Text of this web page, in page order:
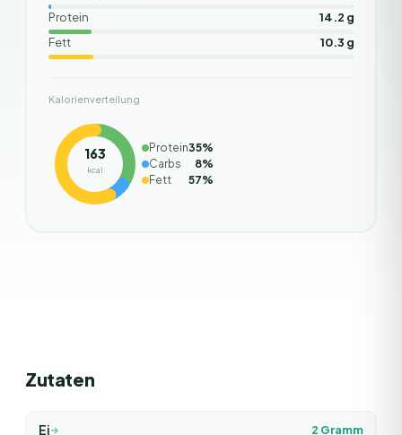
Protein
14.2 g
Fett
10.3 g
Kalorienverteilung
163
kcal
Protein35%
Carbs
8%
Fett
57%
Zutaten
Ei 2 Gramm